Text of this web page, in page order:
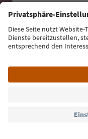
E-Mail Adresse